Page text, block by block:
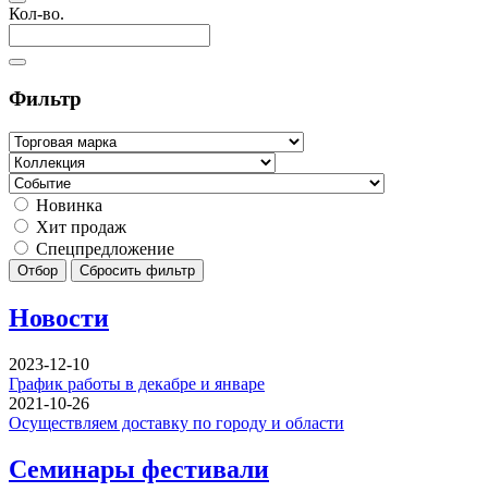
Кол-во.
Фильтр
Новинка
Хит продаж
Спецпредложение
Отбор Сбросить фильтр
Новости
2023-12-10
График работы в декабре и январе
2021-10-26
Осуществляем доставку по городу и области
Семинары фестивали